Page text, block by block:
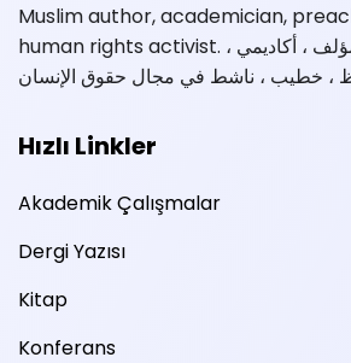
Muslim author, academician,
human rights activist. مسلم (1969-) مؤلف ، أكاديمي ،
Hızlı Linkler
Akademik Çalışmalar
Dergi Yazısı
Kitap
Konferans